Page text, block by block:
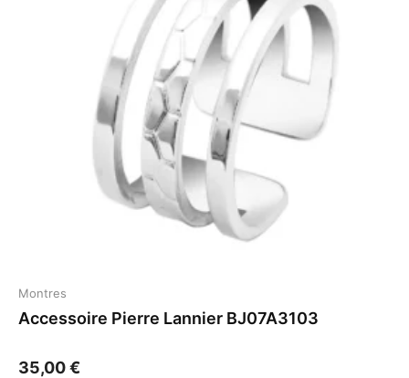
Montres
Accessoire Pierre Lannier BJ07A3103
35,00€